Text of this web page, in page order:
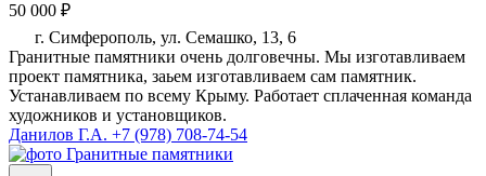
50 000 ₽
г. Симферополь, ул. Семашко, 13, 6
Гранитные памятники очень долговечны. Мы изготавливаем
проект памятника, заьем изготавливаем сам памятник.
Устанавливаем по всему Крыму. Работает сплаченная команда
художников и установщиков.
Данилов Г.А. +7 (978) 708-74-54